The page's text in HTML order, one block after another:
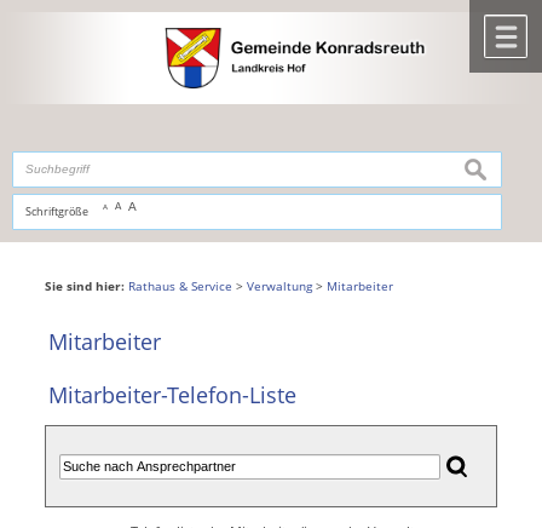
,zur Navigationoderzur Startseitespringen.
Schriftgröße A A A
suchen
Sie sind hier: Rathaus & Service > Verwaltung> Mitarbeiter
Mitarbeiter
Mitarbeiter-Telefon-Liste